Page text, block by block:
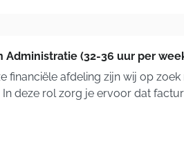
Administratie (32-36 uur per
financiële afdeling zijn wij op
In deze rol zorg je ervoor dat